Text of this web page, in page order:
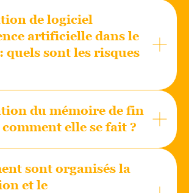
de logiciel
artificielle dans le
quels sont les risques
du mémoire de fin
comment elle se fait ?
sont organisés la
et le